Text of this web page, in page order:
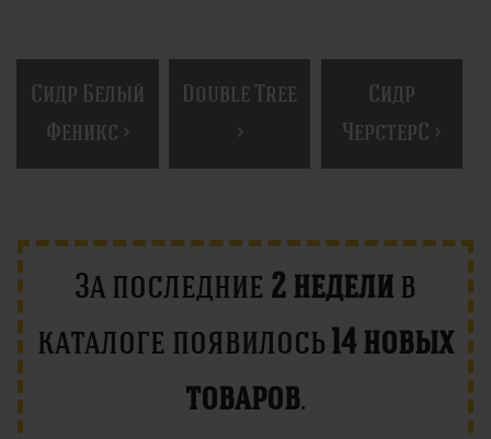
Сидр Белый
Феникс >
Double Tree
>
Сидр
ЧерстерС >
За последние 2 недели в
каталоге появилось 14 новых
товаров.